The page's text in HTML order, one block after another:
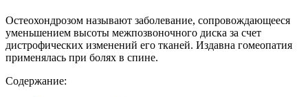
Остеохондрозом называют заболевание, сопровождающееся
уменьшением высоты межпозвоночного диска за счет
дистрофических изменений его тканей. Издавна гомеопатия
применялась при болях в спине.
Содержание: